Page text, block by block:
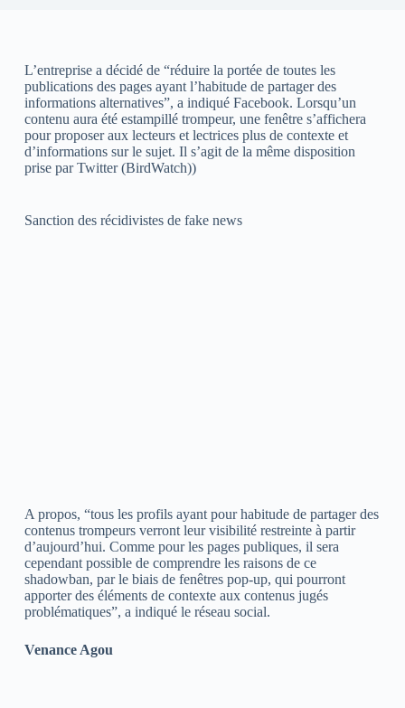
L’entreprise a décidé de “réduire la portée de toutes les
publications des pages ayant l’habitude de partager des
informations alternatives”, a indiqué Facebook. Lorsqu’un
contenu aura été estampillé trompeur, une fenêtre s’affichera
pour proposer aux lecteurs et lectrices plus de contexte et
d’informations sur le sujet. Il s’agit de la même disposition
prise par Twitter (BirdWatch))
Sanction des récidivistes de fake news
A propos, “tous les profils ayant pour habitude de partager des
contenus trompeurs verront leur visibilité restreinte à partir
d’aujourd’hui. Comme pour les pages publiques, il sera
cependant possible de comprendre les raisons de ce
shadowban, par le biais de fenêtres pop-up, qui pourront
apporter des éléments de contexte aux contenus jugés
problématiques”, a indiqué le réseau social.
Venance Agou